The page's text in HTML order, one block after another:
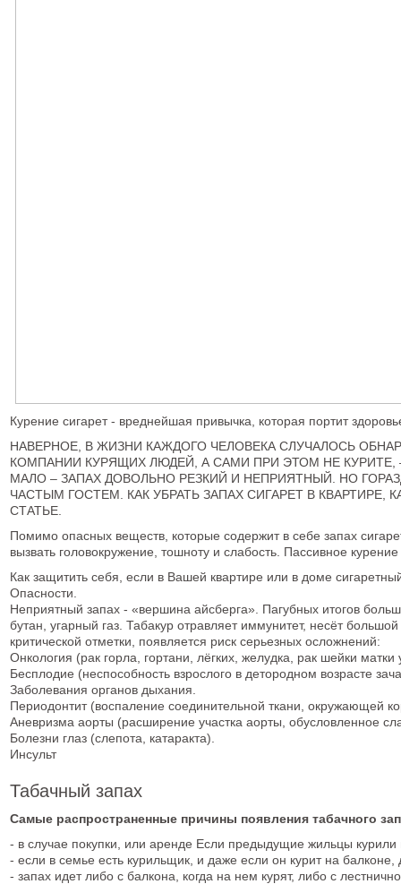
Курение сигарет - вреднейшая привычка, которая портит
НАВЕРНОЕ, В ЖИЗНИ КАЖДОГО ЧЕЛОВЕКА СЛУЧАЛОСЬ
КОМПАНИИ КУРЯЩИХ ЛЮДЕЙ, А САМИ ПРИ ЭТОМ НЕ
МАЛО – ЗАПАХ ДОВОЛЬНО РЕЗКИЙ И НЕПРИЯТНЫЙ. НО
ЧАСТЫМ ГОСТЕМ. КАК УБРАТЬ ЗАПАХ СИГАРЕТ В
СТАТЬЕ.
Помимо опасных веществ, которые содержит в себе запах
вызвать головокружение, тошноту и слабость. Пассивное
Как защитить себя, если в Вашей квартире или в доме
Опасности.
Неприятный запах - «вершина айсберга». Пагубных итогов
бутан, угарный газ. Табакур отравляет иммунитет, несёт
критической отметки, появляется риск серьезных осложнений:
Онкология (рак горла, гортани, лёгких, желудка, рак шейки
Бесплодие (неспособность взрослого в детородном возрасте
Заболевания органов дыхания.
Периодонтит (воспаление соединительной ткани, окружающей
Аневризма аорты (расширение участка аорты, обусловленное
Болезни глаз (слепота, катаракта).
Инсульт
Табачный запах
Самые распространенные причины появления табачного
- в случае покупки, или аренде Если предыдущие жильцы
- если в семье есть курильщик, и даже если он курит на
- запах идет либо с балкона, когда на нем курят, либо с